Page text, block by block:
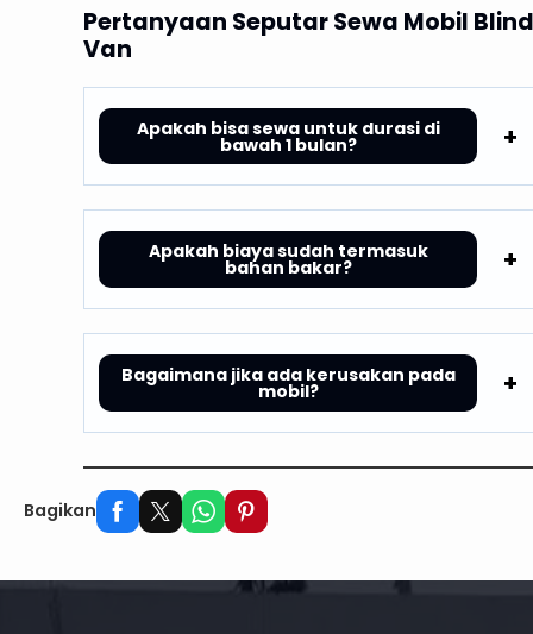
Pertanyaan Seputar Sewa Mobil Blind
Van
Apakah bisa sewa untuk durasi di
bawah 1 bulan?
Apakah biaya sudah termasuk
bahan bakar?
Bagaimana jika ada kerusakan pada
mobil?
Bagikan